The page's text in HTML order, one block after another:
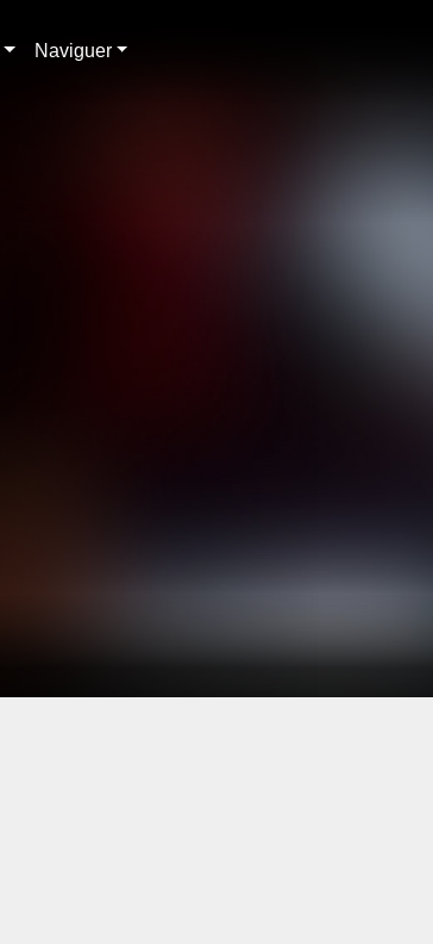
Naviguer